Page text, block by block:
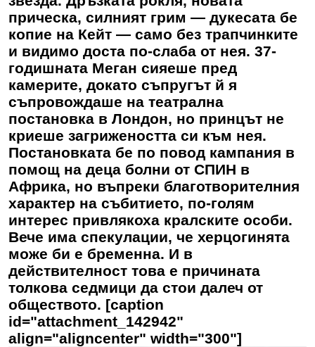
прическа, силният грим — дукесата бе
копие на Кейт — само без трапчинките
и видимо доста по-слаба от нея. 37-
годишната Меган сияеше пред
камерите, докато съпругът й я
съпровождаше на театрална
постановка в Лондон, но принцът не
криеше загрижеността си към нея.
Постановката бе по повод кампания в
помощ на деца болни от СПИН в
Африка, но въпреки благотворителния
характер на събитието, по-голям
интерес привлякоха кралските особи.
Вече има спекулации, че херцогинята
може би е бременна. И в
действителност това е причината
толкова седмици да стои далеч от
обществото. [caption
id="attachment_142942"
align="aligncenter" width="300"]